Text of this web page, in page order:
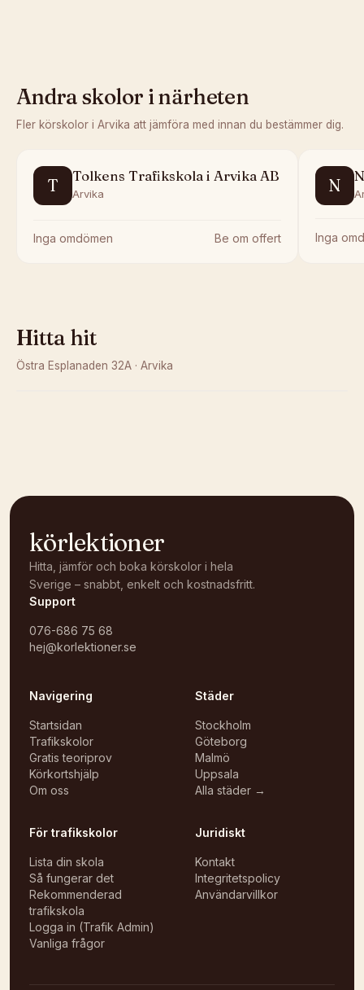
Andra skolor i närheten
Fler körskolor i Arvika att jämföra med innan du bestämmer dig.
T Tolkens Trafikskola i Arvika AB
Arvika
Inga omdömen Be om offert
N
Inga
Hitta hit
Östra Esplanaden 32A · Arvika
körlektioner
Hitta, jämför och boka körskolor i hela
Sverige – snabbt, enkelt och kostnadsfritt.
Support
076-686 75 68
hej@korlektioner.se
Navigering
Startsidan
Trafikskolor
Gratis teoriprov
Körkortshjälp
Om oss
Städer
Stockholm
Göteborg
Malmö
Uppsala
Alla städer →
För trafikskolor
Lista din skola
Så fungerar det
Rekommenderad
trafikskola
Logga in (Trafik Admin)
Vanliga frågor
Juridiskt
Kontakt
Integritetspolicy
Användarvillkor